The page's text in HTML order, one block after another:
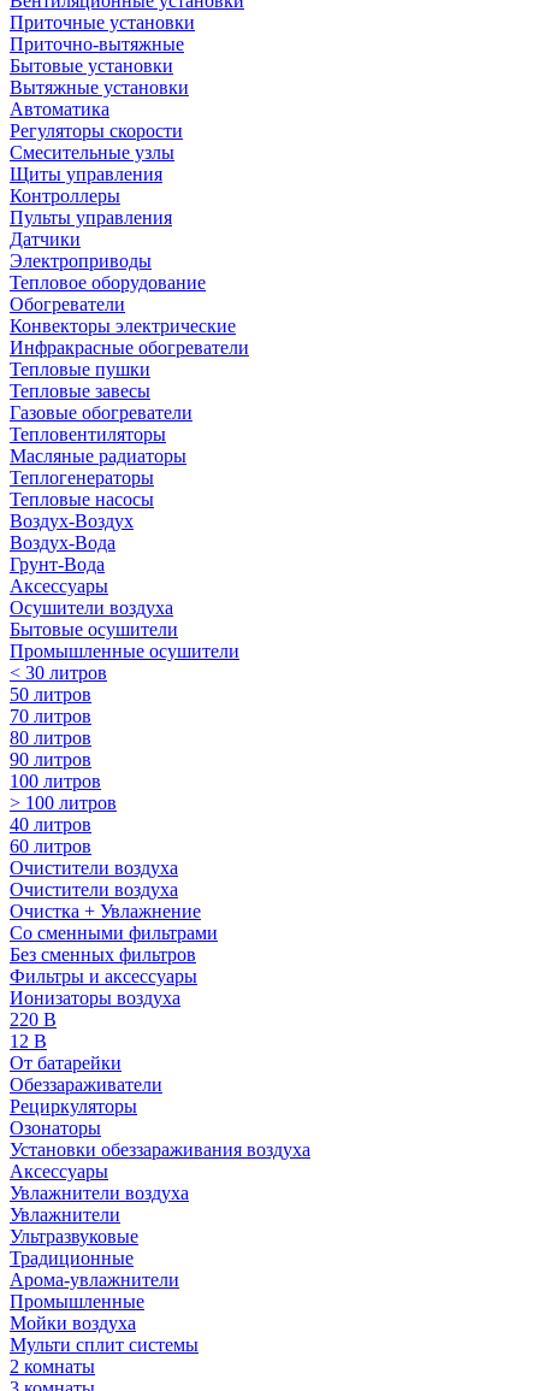
Приточные установки
Приточно-вытяжные
Бытовые установки
Вытяжные установки
Автоматика
Регуляторы скорости
Смесительные узлы
Щиты управления
Контроллеры
Пульты управления
Датчики
Электроприводы
Тепловое оборудование
Обогреватели
Конвекторы электрические
Инфракрасные обогреватели
Тепловые пушки
Тепловые завесы
Газовые обогреватели
Тепловентиляторы
Масляные радиаторы
Теплогенераторы
Тепловые насосы
Воздух-Воздух
Воздух-Вода
Грунт-Вода
Аксессуары
Осушители воздуха
Бытовые осушители
Промышленные осушители
< 30 литров
50 литров
70 литров
80 литров
90 литров
100 литров
> 100 литров
40 литров
60 литров
Очистители воздуха
Очистители воздуха
Очистка + Увлажнение
Cо сменными фильтрами
Без сменных фильтров
Фильтры и аксессуары
Ионизаторы воздуха
220 В
12 В
От батарейки
Обеззараживатели
Рециркуляторы
Озонаторы
Установки обеззараживания воздуха
Аксессуары
Увлажнители воздуха
Увлажнители
Ультразвуковые
Традиционные
Арома-увлажнители
Промышленные
Мойки воздуха
Мульти сплит системы
2 комнаты